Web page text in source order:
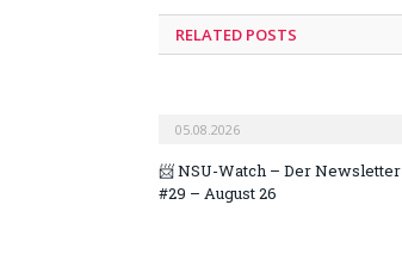
RELATED POSTS
05.08.2026
📨 NSU-Watch – Der Newsletter
#29 – August 26